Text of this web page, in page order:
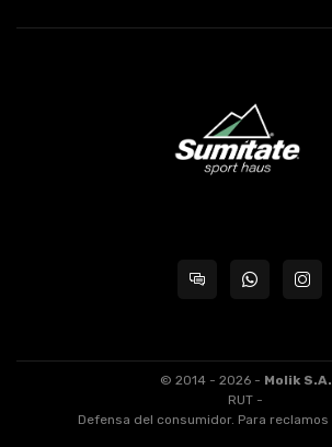
© 2014 - 2026 - Molik S.A.
RUT -
Defensa del consumidor. Para reclamos